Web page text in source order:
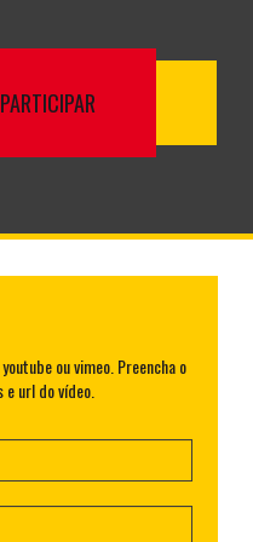
ou vimeo. Preencha o
url do vídeo.